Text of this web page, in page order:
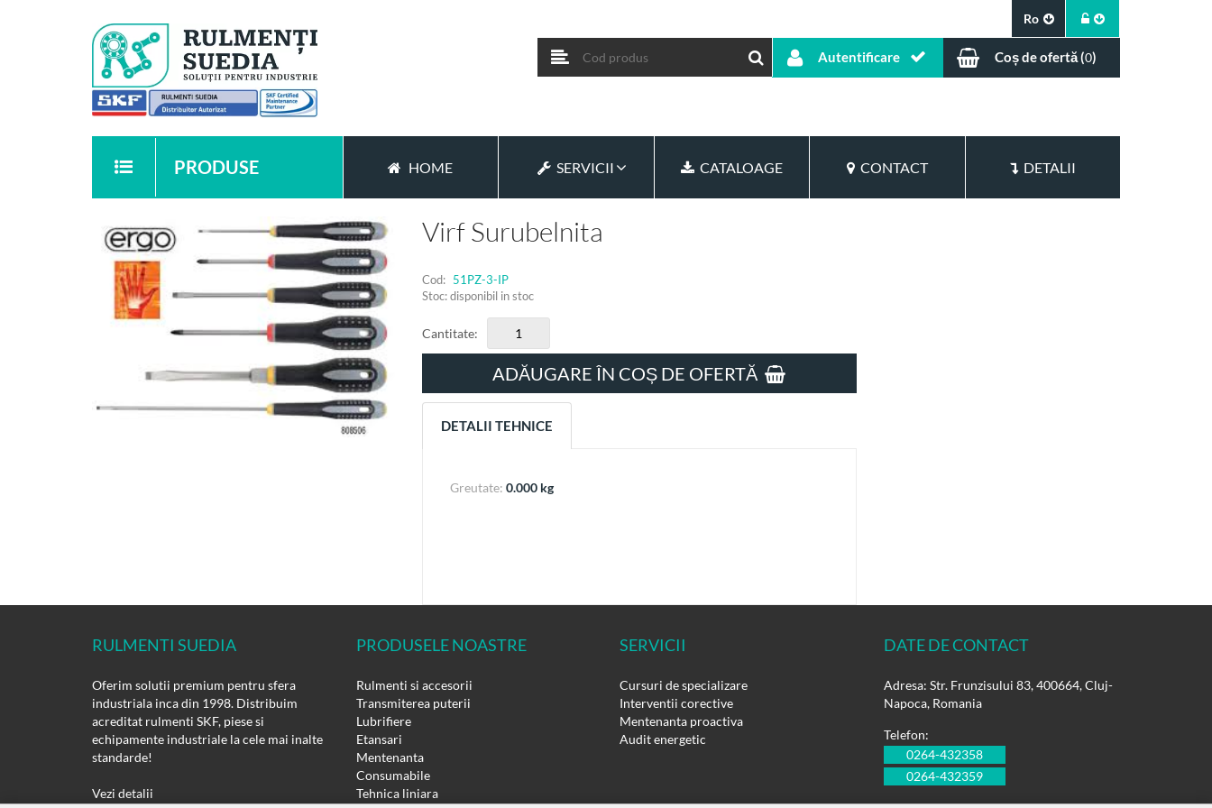
Ro
Autentificare Coș de ofertă (0)
PRODUSE HOME SERVICII CATALOAGE CONTACT DETALII
Virf Surubelnita
Cod: 51PZ-3-IP
Stoc: disponibil in stoc
Cantitate:
ADĂUGARE ÎN COȘ DE OFERTĂ
DETALII TEHNICE
Greutate: 0.000 kg
RULMENTI SUEDIA
Oferim solutii premium pentru sfera
industriala inca din 1998. Distribuim
acreditat rulmenti SKF, piese si
echipamente industriale la cele mai inalte
standarde!
Vezi detalii
PRODUSELE NOASTRE
Rulmenti si accesorii
Transmiterea puterii
Lubrifiere
Etansari
Mentenanta
Consumabile
Tehnica liniara
SERVICII
Cursuri de specializare
Interventii corective
Mentenanta proactiva
Audit energetic
DATE DE CONTACT
Adresa: Str. Frunzisului 83, 400664, Cluj-
Napoca, Romania
Telefon:
0264-432358
0264-432359